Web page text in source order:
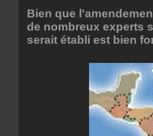
Bien que
de nombreux experts
serait établi est bien